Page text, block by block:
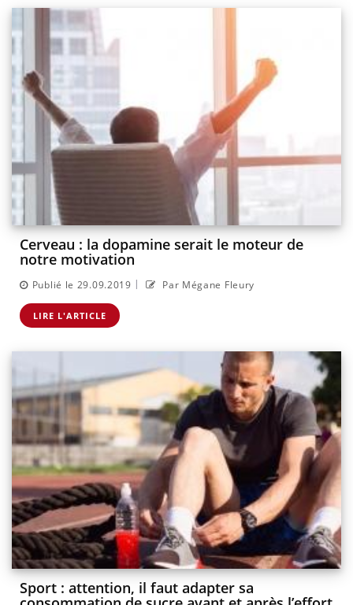
Cerveau : la dopamine serait le moteur de
notre motivation
Publié le 29.09.2019 | Par Mégane Fleury
LIRE L'ARTICLE
Sport : attention, il faut adapter sa